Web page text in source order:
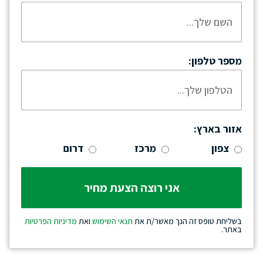
מספר טלפון:
אזור בארץ:
צפון
מרכז דרום
בשליחת טופס זה הנך מאשר/ת את תנאי השימוש ואת מדיניות הפרטיות
באתר.